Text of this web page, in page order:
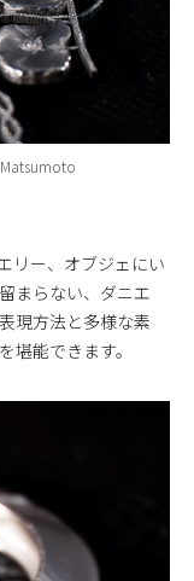
リー、オブジェにい
まらない、ダニエ
現方法と多様な素
堪能できます。